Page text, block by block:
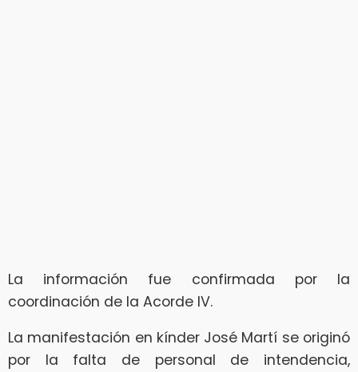
La información fue confirmada por la
coordinación de la Acorde IV.
La manifestación en kínder José Martí se originó
por la falta de personal de intendencia,